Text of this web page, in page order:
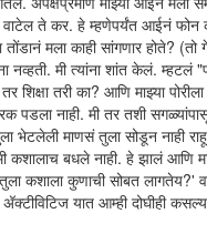
वाटेल ते कर. हे म्हणेपर्यंत आईनं
मला काही सांगणार होते?
नव्हती. मी त्यांना शांत केलं.
शिक्षा तरी का? आणि माझ्या
पडला नाही. मी तर तशी
भेटलेली माणसं तुला सोडून
मी कशालाच बधले नाही. हे झालं
कशाला कुणाची सोबत लागतेय?'
यात आम्ही दोघीही